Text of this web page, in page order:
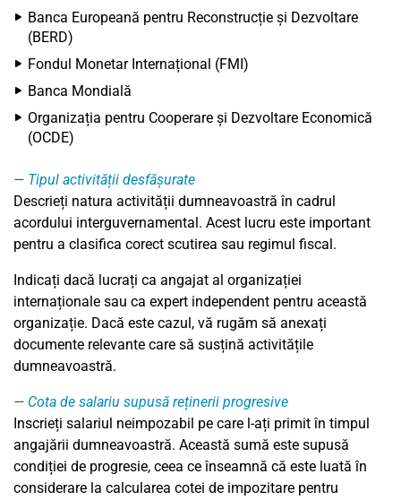
Banca Europeană pentru Reconstrucție și Dezvoltare
(BERD)
Fondul Monetar Internațional (FMI)
Banca Mondială
Organizația pentru Cooperare și Dezvoltare Economică
(OCDE)
Tipul activității desfășurate
Descrieți natura activității dumneavoastră în cadrul
acordului interguvernamental. Acest lucru este important
pentru a clasifica corect scutirea sau regimul fiscal.
Indicați dacă lucrați ca angajat al organizației
internaționale sau ca expert independent pentru această
organizație. Dacă este cazul, vă rugăm să anexați
documente relevante care să susțină activitățile
dumneavoastră.
Cota de salariu supusă reținerii progresive
Inscrieți salariul neimpozabil pe care l-ați primit în timpul
angajării dumneavoastră. Această sumă este supusă
condiției de progresie, ceea ce înseamnă că este luată în
considerare la calcularea cotei de impozitare pentru